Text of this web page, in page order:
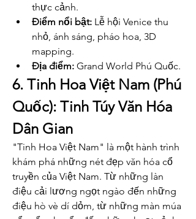
thực cảnh.
Điểm nổi bật: Lễ hội Venice thu
nhỏ, ánh sáng, pháo hoa, 3D
mapping.
Địa điểm: Grand World Phú Quốc.
6. Tinh Hoa Việt Nam (Phú
Quốc): Tinh Túy Văn Hóa
Dân Gian
"Tinh Hoa Việt Nam" là một hành trình
khám phá những nét đẹp văn hóa cổ
truyền của Việt Nam. Từ những làn
điệu cải lương ngọt ngào đến những
điệu hò vè dí dỏm, từ những màn múa